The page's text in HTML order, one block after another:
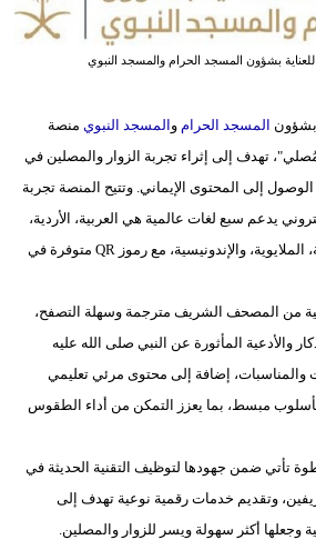
تعليم
علوم
وتكنولوجيا
بيئة
مدوَّنات
أبراج
سيارات
للعناية بشؤون المسجد الحرام والمسجد النبوي
بشؤون المسجد الحرام و المسجد النبوي منصة
تهدف إلى إثراء تجربة الزوار والمصلين في
إلى المحتوى الإيماني. وتتيح المنصة تجربة
يدعم سبع لغات عالمية هي العربية، الأردية،
الإنجليزية، التركية، الفرنسية، الملايوية، والإندونيسية، مع رموز QR متوفرة في
من المصحف الشريف مترجمة وسهلة التصفح،
والأدعية المأثورة عن النبي صلى الله عليه
إضافة إلى محتوى مرئي تعليمي
مبسط، بما يعزز التمكن من أداء الطقوس
تأتي ضمن جهودها لتوظيف التقنية الحديثة في
وتقديم خدمات رقمية نوعية تهدف إلى
وجعلها أكثر سهولة ويسر للزوار والمصلين.